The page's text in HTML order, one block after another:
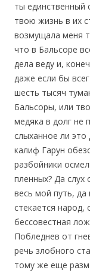
ты единственный
твою жизнь в их
возмущала меня
что в Бальсоре
дела веду и,
даже если бы
шесть тысяч
Бальсоры, или
медяка в долг не
слыханное ли
калиф Гарун
разбойники
пленных? Да слух
весь мой путь, да
стекается народ,
бессовестная
Побледнев от
речь злобного
тому же еще